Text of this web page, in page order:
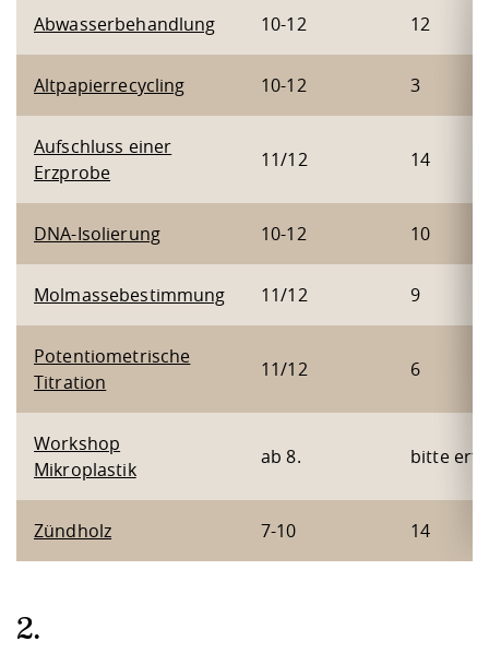
Abwasserbehandlung 10-12 12
Altpapierrecycling 10-12 3
Aufschluss einer
Erzprobe
11/12 14
DNA-Isolierung 10-12 10
Molmassebestimmung 11/12 9
Potentiometrische
Titration
11/12 6
Workshop
Mikroplastik
ab 8. bitte
Zündholz 7-10 14
2.